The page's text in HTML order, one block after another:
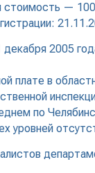
—
2005
плате в
по
уровней